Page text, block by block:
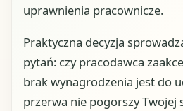
uprawnienia pracownicze.
Praktyczna decyzja
pytań: czy pracodawca
brak wynagrodzenia jest do
przerwa nie pogorszy Twojej